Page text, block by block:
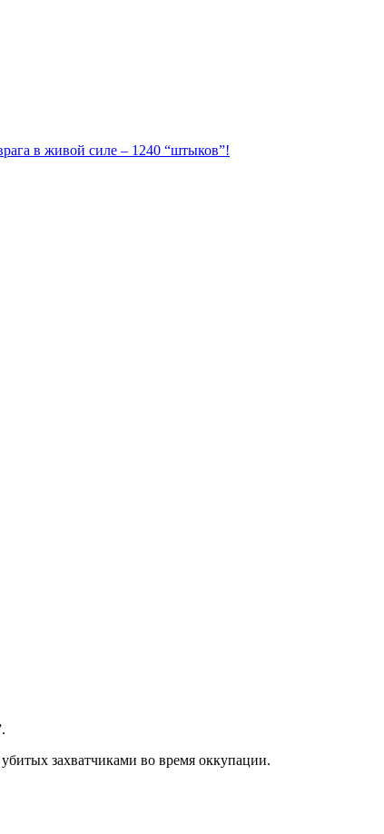
в живой силе – 1240 “штыков”!
захватчиками во время оккупации.